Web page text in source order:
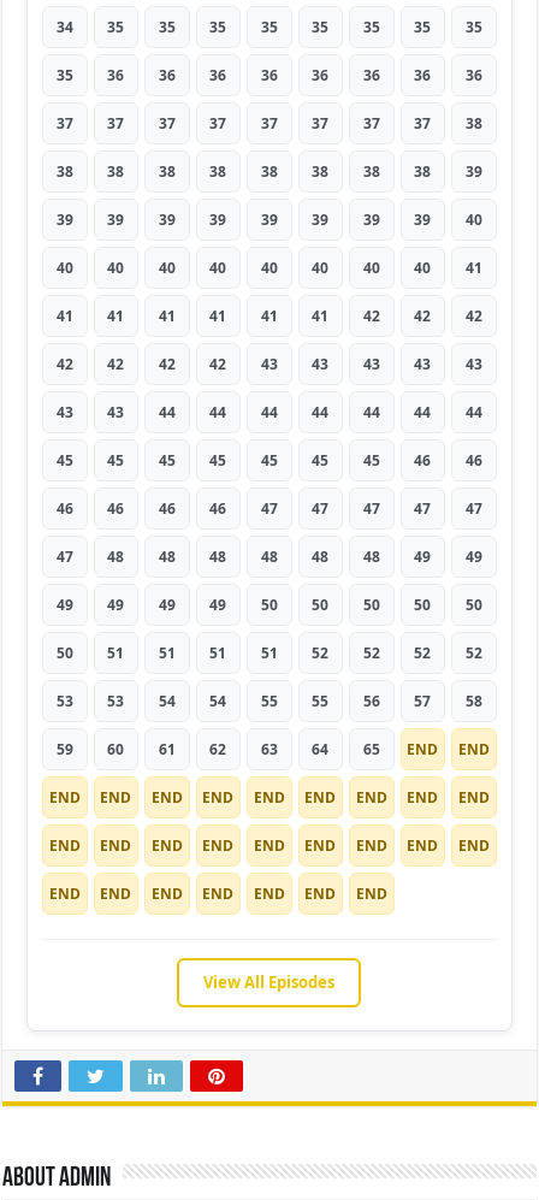
34 35 35 35 35 35 35 35 35
35 36 36 36 36 36 36 36 36
37 37 37 37 37 37 37 37 38
38 38 38 38 38 38 38 38 39
39 39 39 39 39 39 39 39 40
40 40 40 40 40 40 40 40 41
41 41 41 41 41 41 42 42 42
42 42 42 42 43 43 43 43 43
43 43 44 44 44 44 44 44 44
45 45 45 45 45 45 45 46 46
46 46 46 46 47 47 47 47 47
47 48 48 48 48 48 48 49 49
49 49 49 49 50 50 50 50 50
50 51 51 51 51 52 52 52 52
53 53 54 54 55 55 56 57 58
59 60 61 62 63 64 65 END END
END END END END END END END END END
END END END END END END END END END
END END END END END END END
View All Episodes
About admin